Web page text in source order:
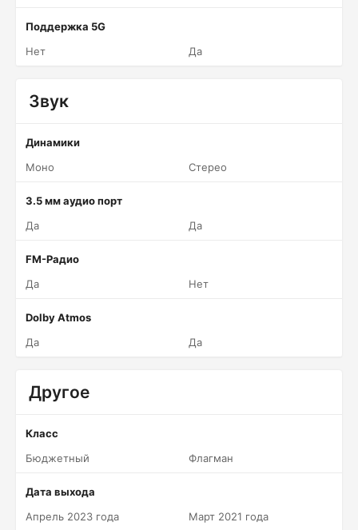
Поддержка 5G
Нет
Да
Звук
Динамики
Моно
Стерео
3.5 мм аудио порт
Да
Да
FM-Радио
Да
Нет
Dolby Atmos
Да
Да
Другое
Класс
Бюджетный
Флагман
Дата выхода
Апрель 2023 года
Март 2021 года